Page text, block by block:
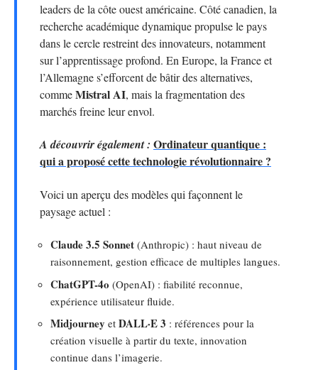
leaders de la côte ouest américaine. Côté canadien, la
recherche académique dynamique propulse le pays
dans le cercle restreint des innovateurs, notamment
sur l’apprentissage profond. En Europe, la France et
l’Allemagne s’efforcent de bâtir des alternatives,
commeMistral AI, mais la fragmentation des
marchés freine leur envol.
A découvrir également : Ordinateur quantique :
qui a proposé cette technologie révolutionnaire ?
Voici un aperçu des modèles qui façonnent le
paysage actuel :
Claude 3.5 Sonnet (Anthropic) : haut niveau de
raisonnement, gestion efficace de multiples langues.
ChatGPT-4o (OpenAI) : fiabilité reconnue,
expérience utilisateur fluide.
Midjourney et DALL·E 3 : références pour la
création visuelle à partir du texte, innovation
continue dans l’imagerie.